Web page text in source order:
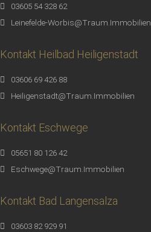
03605 54 328 62
Leinefelde-Worbis@Traum.Immobilien
Kontakt Heilbad Heiligenstadt
03606 69 426 88
Heiligenstadt@Traum.Immobilien
Kontakt Eschwege
05651 80 126 42
Eschwege@Traum.Immobilien
Kontakt Bad Langensalza
03603 82 929 91